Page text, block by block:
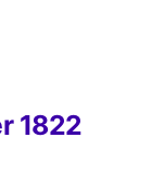
1822